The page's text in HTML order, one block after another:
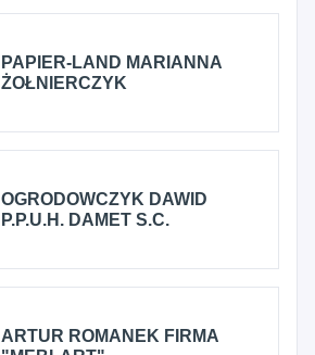
PAPIER-LAND MARIANNA
ŻOŁNIERCZYK
OGRODOWCZYK DAWID
P.P.U.H. DAMET S.C.
ARTUR ROMANEK FIRMA